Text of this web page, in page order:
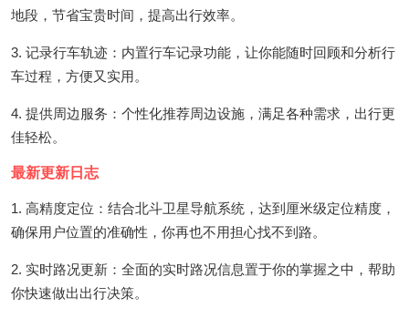
地段，节省宝贵时间，提高出行效率。
3. 记录行车轨迹：内置行车记录功能，让你能随时回顾和分析行
车过程，方便又实用。
4. 提供周边服务：个性化推荐周边设施，满足各种需求，出行更
佳轻松。
最新更新日志
1. 高精度定位：结合北斗卫星导航系统，达到厘米级定位精度，
确保用户位置的准确性，你再也不用担心找不到路。
2. 实时路况更新：全面的实时路况信息置于你的掌握之中，帮助
你快速做出出行决策。